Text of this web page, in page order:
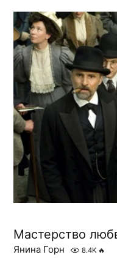
Мастерство
Янина Горн 8.4K 🔥